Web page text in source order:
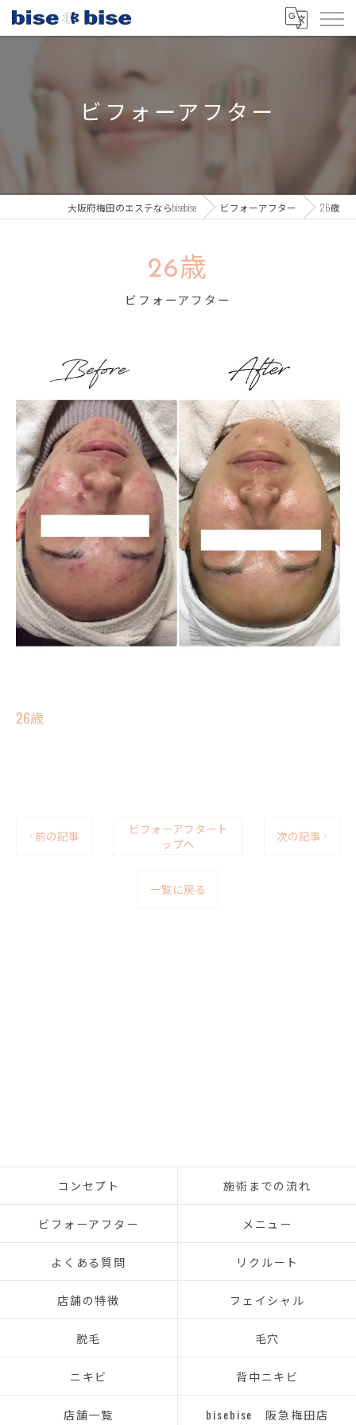
ビフォーアフター
大阪府梅田のエステならbisebise ビフォーアフター 26歳
ビフォーアフター
26歳
26歳
< 前の記事
ビフォーアフタート
ップへ
次の記事 >
一覧に戻る
コンセプト 施術までの流れ
ビフォーアフター メニュー
よくある質問 リクルート
店舗の特徴 フェイシャル
脱毛 毛穴
ニキビ 背中ニキビ
店舗一覧 bisebise 阪急梅田店